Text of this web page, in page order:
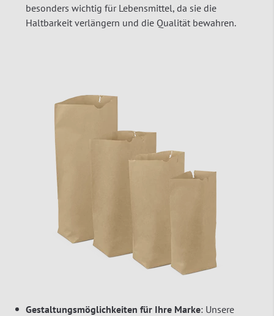
besonders wichtig für Lebensmittel, da sie die
Haltbarkeit verlängern und die Qualität bewahren.
Gestaltungsmöglichkeiten für Ihre Marke: Unsere